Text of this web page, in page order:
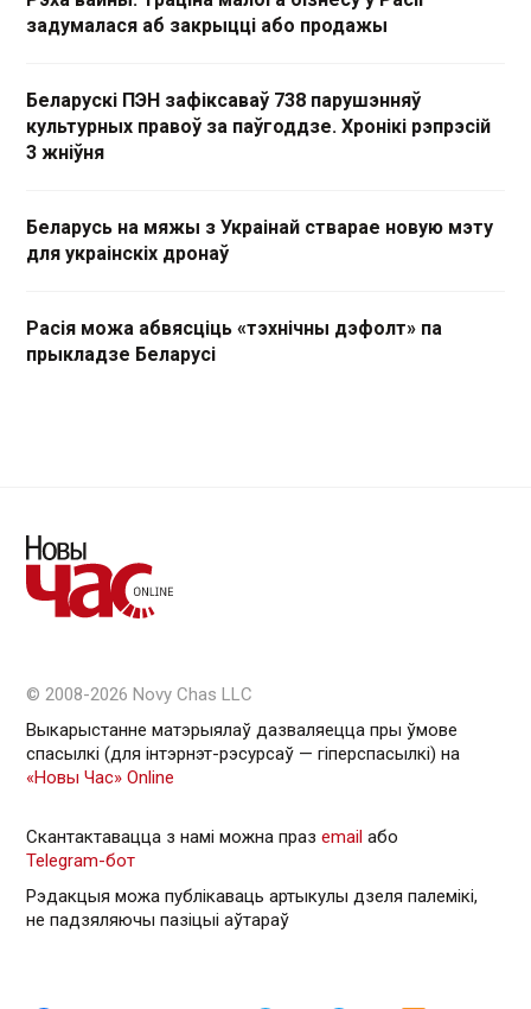
задумалася аб закрыцці або продажы
Беларускі ПЭН зафіксаваў 738 парушэнняў
культурных правоў за паўгоддзе. Хронікі рэпрэсій
3 жніўня
Беларусь на мяжы з Украінай стварае новую мэту
для украінскіх дронаў
Расія можа абвясціць «тэхнічны дэфолт» па
прыкладзе Беларусі
© 2008-2026 Novy Chas LLC
Выкарыстанне матэрыялаў дазваляецца пры ўмове
спасылкі (для інтэрнэт-рэсурсаў — гiперспасылкi) на
«Новы Час» Online
Скантактавацца з намі можна праз email або
Telegram-бот
Рэдакцыя можа публікаваць артыкулы дзеля палемікі,
не падзяляючы пазіцыі аўтараў